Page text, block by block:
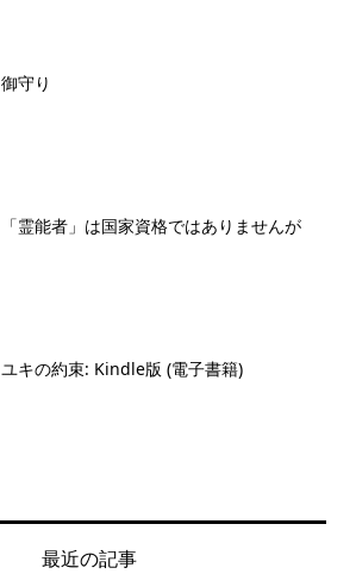
御守り
「霊能者」は国家資格ではありませんが
ユキの約束: Kindle版 (電子書籍)
最近の記事